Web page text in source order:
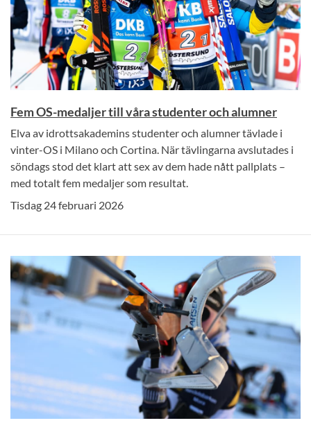
Fem OS-medaljer till våra studenter och alumner
Elva av idrottsakademins studenter och alumner tävlade i
vinter-OS i Milano och Cortina. När tävlingarna avslutades i
söndags stod det klart att sex av dem hade nått pallplats –
med totalt fem medaljer som resultat.
Tisdag 24 februari 2026